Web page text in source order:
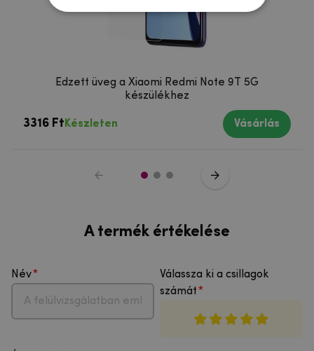
Edzett üveg a Xiaomi Redmi Note 9T 5G
készülékhez
3316 Ft Készleten Vásárlás
A termék értékelése
Név
Válassza ki a csillagok
számát